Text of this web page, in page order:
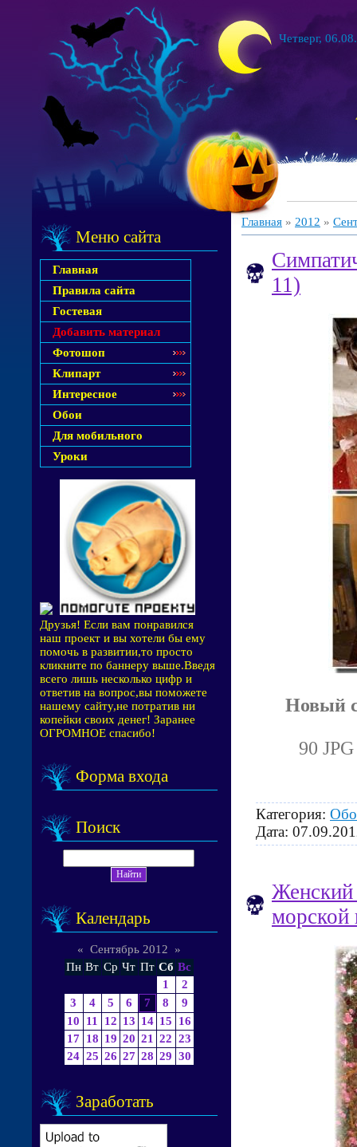
Четверг,
Меню сайта
Главная
Правила сайта
Гостевая
Добавить материал
Фотошоп
Клипарт
Интересное
Обои
Для мобильного
Уроки
Друзья! Если вам понравился
наш проект и вы хотели бы ему
помочь в развитии,то просто
кликните по баннеру выше.Введя
всего лишь несколько цифр и
ответив на вопрос,вы поможете
нашему сайту,не потратив ни
копейки своих денег! Заранее
ОГРОМНОЕ спасибо!
Форма входа
Поиск
Календарь
« Сентябрь 2012
»
Пн Вт Ср Чт Пт Сб Вс
1
2
3
4 5 6 7 8
9
10
11 12 13 14 15
16
17 18 19 20 21 22 23
24 25 26 27 28 29 30
Заработать
Главная » 2012 »
11)
Новый
90
Категория:
Дата:
Женский
морской